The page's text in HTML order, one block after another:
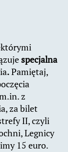
specjalna
.Pamiętaj,
z
za bilet
II, czyli
Legnicy
15 euro.